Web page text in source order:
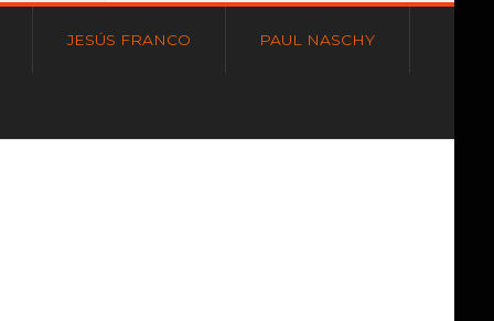
JESÚS FRANCO PAUL NASCHY